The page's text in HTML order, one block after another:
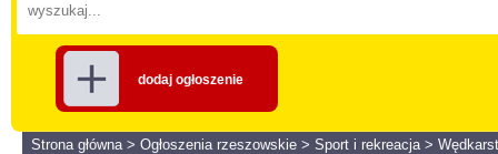
dodaj ogłoszenie
Strona główna> Ogłoszenia rzeszowskie > Sport i rekreacja>